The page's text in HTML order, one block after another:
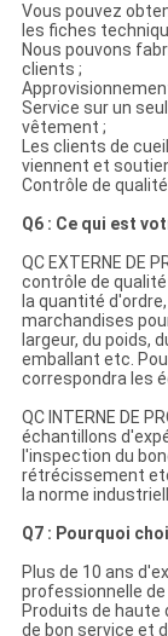
Vous pouvez
les fiches
Nous pouvons
clients ;
Service sur un
vêtement ;
Les clients de
viennent et
Contrôle de
Q6 : Ce qui est
QC EXTERNE DE
contrôle de
la quantité
marchandises
largeur, du poids,
emballant etc.
correspondra les
QC INTERNE DE
échantillons
l'inspection du
rétrécissement
la norme
Q7 : Pourquoi
Plus de 10 ans
professionnelle de
Produits de haute
de bon service et